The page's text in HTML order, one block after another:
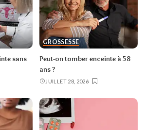
sans
GROSSESSE
Peut-on tomber enceinte à 58
ans ?
JUILLET 28, 2026